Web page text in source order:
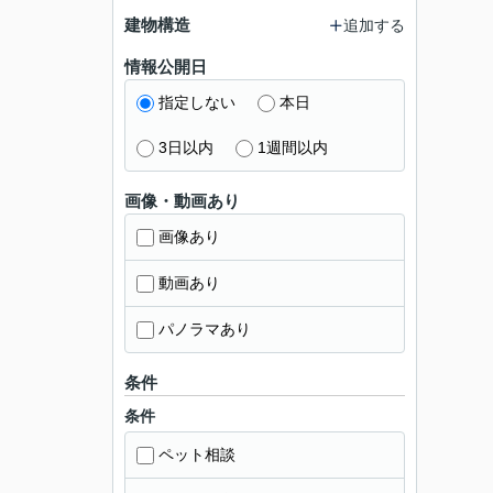
建物構造 追加する
情報公開日
指定しない 本日
3日以内 1週間以内
画像・動画あり
画像あり
動画あり
パノラマあり
条件
条件
ペット相談